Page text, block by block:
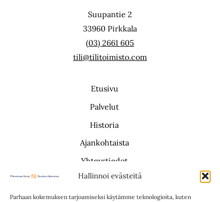
Hallinnoi evästeitä
Parhaan kokemuksen tarjoamiseksi käytämme teknologioita, kuten
Suupantie 2
33960 Pirkkala
(03) 2661 605
tili@tilitoimisto.com
Etusivu
Palvelut
Historia
Ajankohtaista
Yhteystiedot
Saavutettavuusseloste